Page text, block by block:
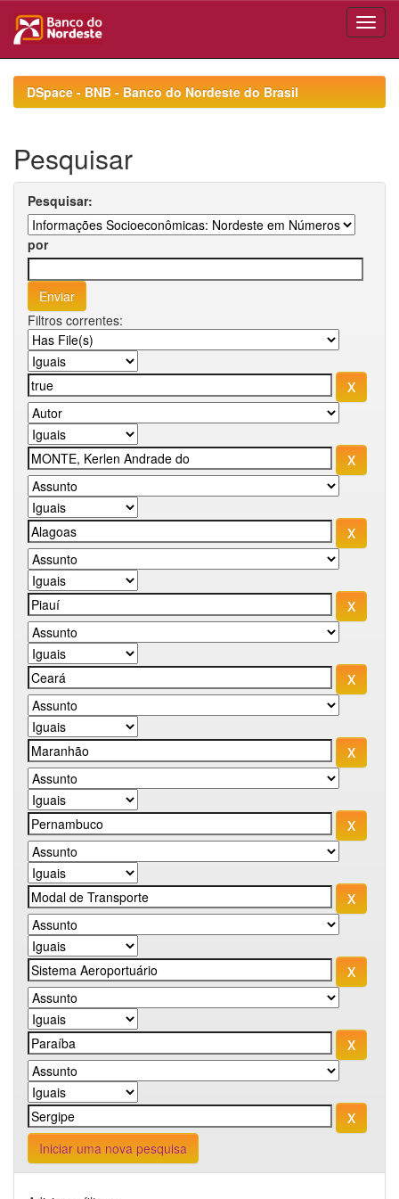
navigationDSpace - BNB - Banco do Nordeste do Brasil
Pesquisar
Pesquisar:
por
Filtros correntes:
Iniciar uma nova pesquisa